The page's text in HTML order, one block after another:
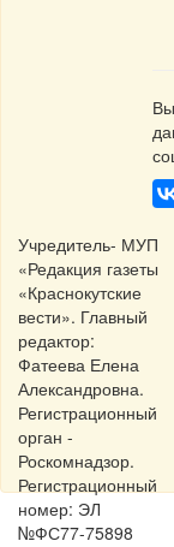
Учредитель- МУП
«Редакция газеты
«Краснокутские
вести». Главный
редактор:
Фатеева Елена
Александровна.
Регистрационный
орган -
Роскомнадзор.
Регистрационный
номер: ЭЛ
№ФС77-75898